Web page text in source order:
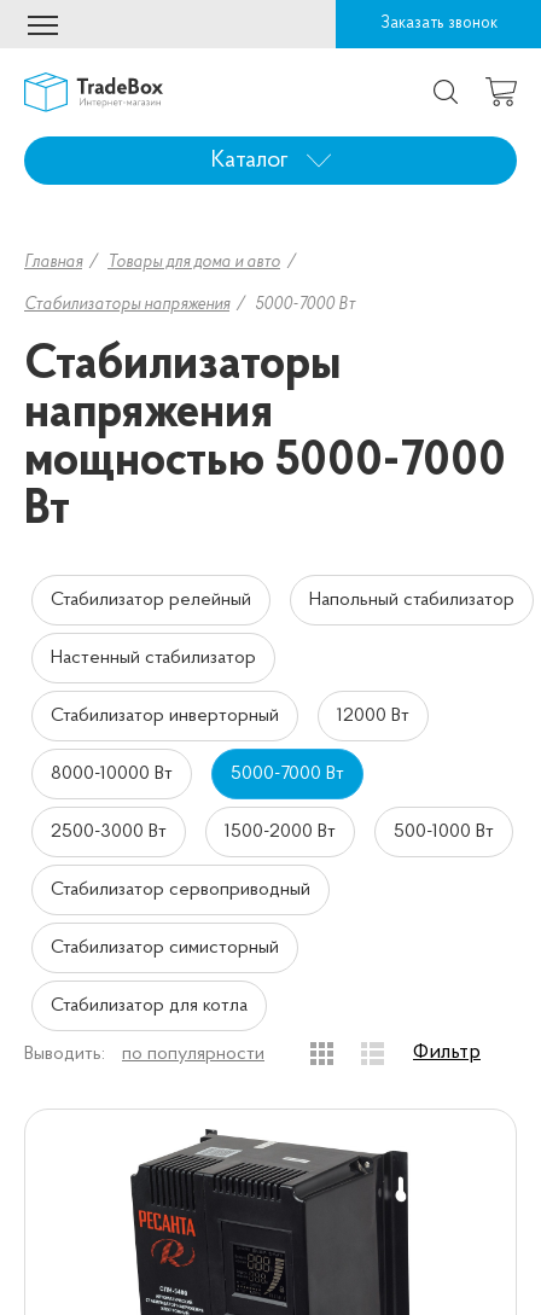
Заказать звонок
Каталог
Главная Товары для дома и авто
Стабилизаторы напряжения 5000-7000 Вт
Стабилизаторы
напряжения
мощностью 5000-7000
Вт
Стабилизатор релейный Напольный стабилизатор
Настенный стабилизатор
Стабилизатор инверторный 12000 Вт
8000-10000 Вт 5000-7000 Вт
2500-3000 Вт 1500-2000 Вт 500-1000 Вт
Стабилизатор сервоприводный
Стабилизатор симисторный
Стабилизатор для котла
Выводить: по популярности Фильтр